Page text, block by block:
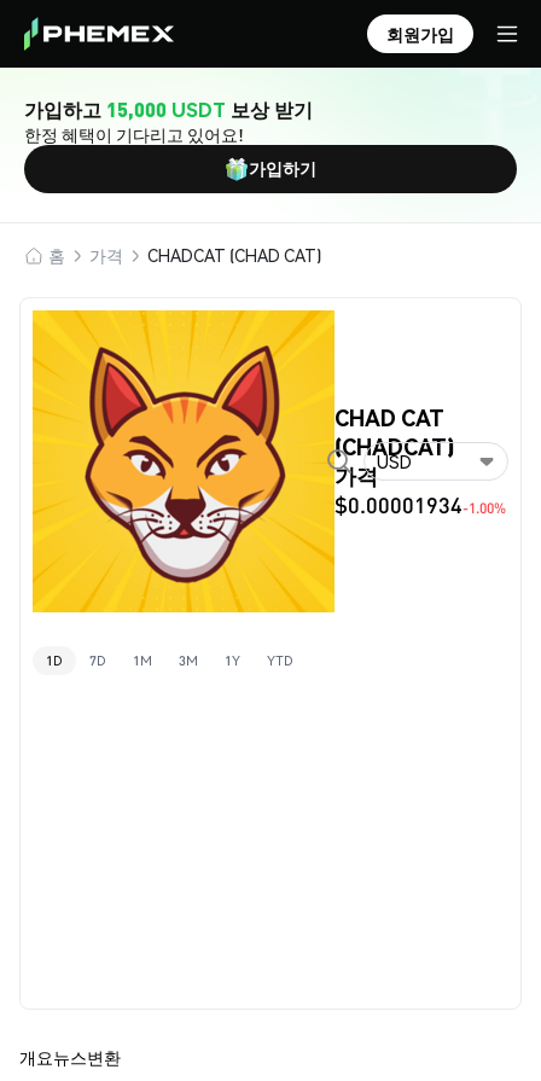
회원가입
가입하고 15,000 USDT 보상 받기
한정 혜택이 기다리고 있어요!
가입하기
홈 가격 CHADCAT (CHAD CAT)
CHAD CAT
(CHADCAT)
가격
$0.00001934-1.00%
USD
1D 7D 1M 3M 1Y YTD
개요뉴스변환